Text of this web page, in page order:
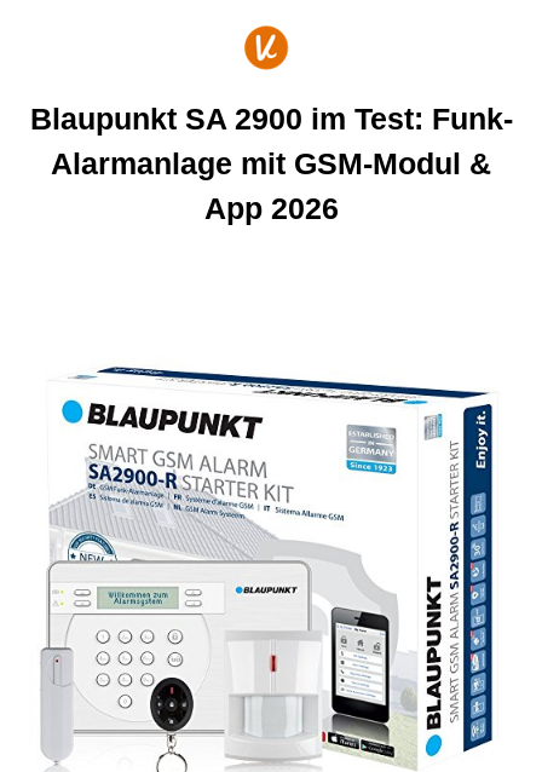
Blaupunkt SA 2900 im Test: Funk-
Alarmanlage mit GSM-Modul &
App 2026